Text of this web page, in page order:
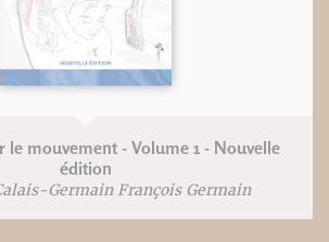
le mouvement - Volume 1 - Nouvelle
édition
Germain François Germain